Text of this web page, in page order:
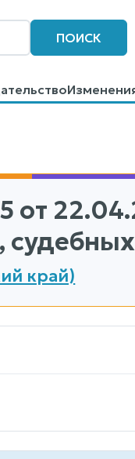
ПОИСК
от
край)